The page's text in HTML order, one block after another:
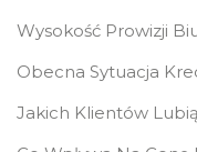
Wysokość Prowizji
Obecna Sytuacja
Jakich Klientów